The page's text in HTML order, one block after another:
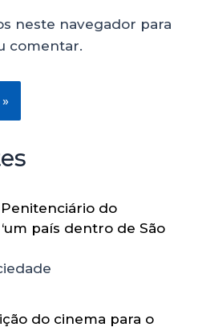
neste navegador para
comentar.
do
país dentro de São
do cinema para o